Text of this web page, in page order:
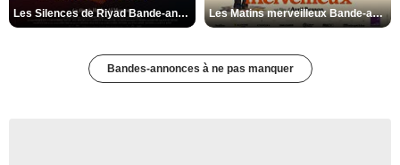
Les Silences de Riyad Bande-annonce VO STFR Les Matins merveilleux Bande-annonce VF
Bandes-annonces à ne pas manquer